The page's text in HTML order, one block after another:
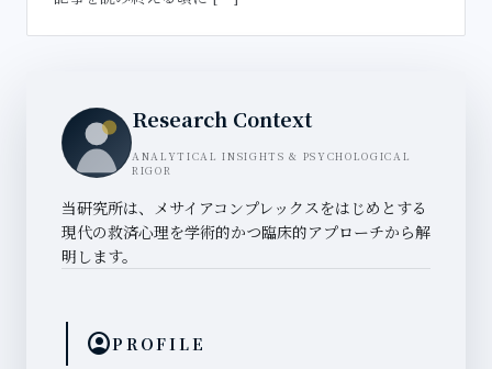
Research Context
ANALYTICAL INSIGHTS & PSYCHOLOGICAL
RIGOR
当研究所は、メサイアコンプレックスをはじめとする
現代の救済心理を学術的かつ臨床的アプローチから解
明します。
account_circlePROFILE